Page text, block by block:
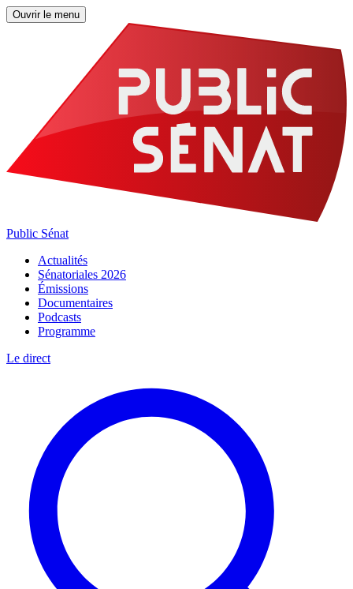
Ouvrir le menu
Public Sénat
Actualités
Sénatoriales 2026
Émissions
Documentaires
Podcasts
Programme
Le direct